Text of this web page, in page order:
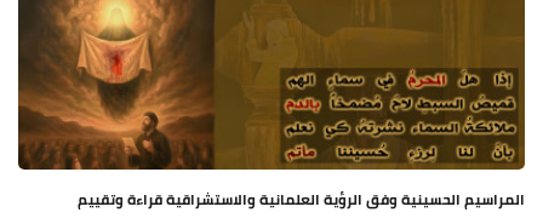
المراسيم الحسينية وفق الرؤية العلمانية والاستشراقية قراءة وتقييم